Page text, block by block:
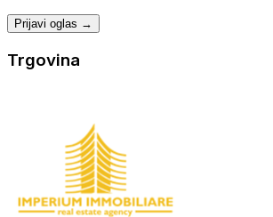
Prijavi oglas →
Trgovina